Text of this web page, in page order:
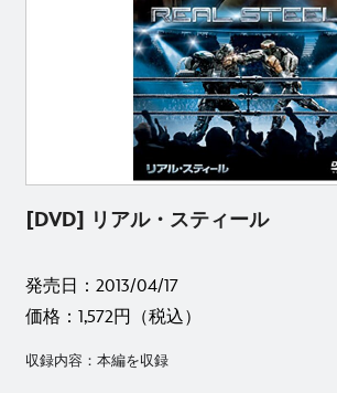
[DVD] リアル・スティール
発売日：2013/04/17
価格：1,572円（税込）
収録内容：本編を収録